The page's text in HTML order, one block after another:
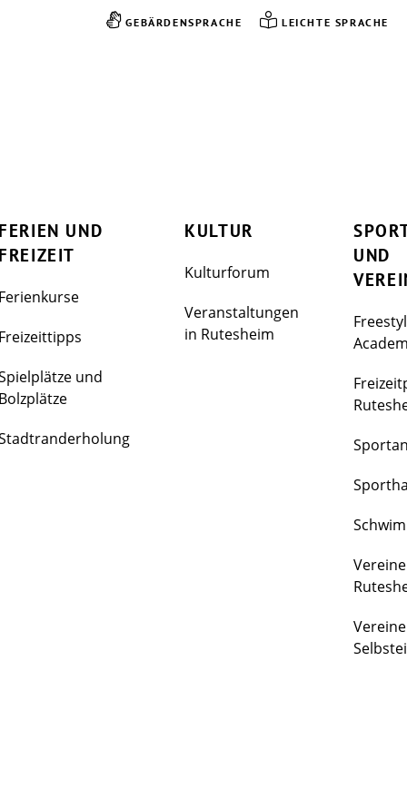
GEBÄRDENSPRACHE LEICHTE SPRACHE
FERIEN UND
FREIZEIT
Ferienkurse
Freizeittipps
und
Bolzplätze
KULTUR
Kulturforum
Veranstaltungen
in Rutesheim
UND
Vereine